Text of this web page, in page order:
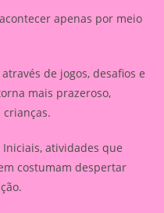
apenas por meio
de jogos, desafios e
mais prazeroso,
atividades que
costumam despertar